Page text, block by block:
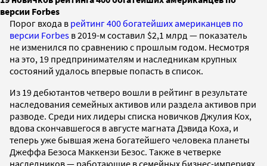
версии Forbes
Порог входа в рейтинг 400 богатейших американцев по
версии Forbes в 2019-м составил $2,1 млрд — показатель
не изменился по сравнению с прошлым годом. Несмотря
на это, 19 предпринимателям и наследникам крупных
состояний удалось впервые попасть в список.
Из 19 дебютантов четверо вошли в рейтинг в результате
наследования семейных активов или раздела активов при
разводе. Среди них лидеры списка новичков Джулия Кох,
вдова скончавшегося в августе магната Дэвида Коха, и
теперь уже бывшая жена богатейшего человека планеты
Джеффа Безоса Маккензи Безос. Также в четверке
наследников — работающие в семейных бизнес-империях